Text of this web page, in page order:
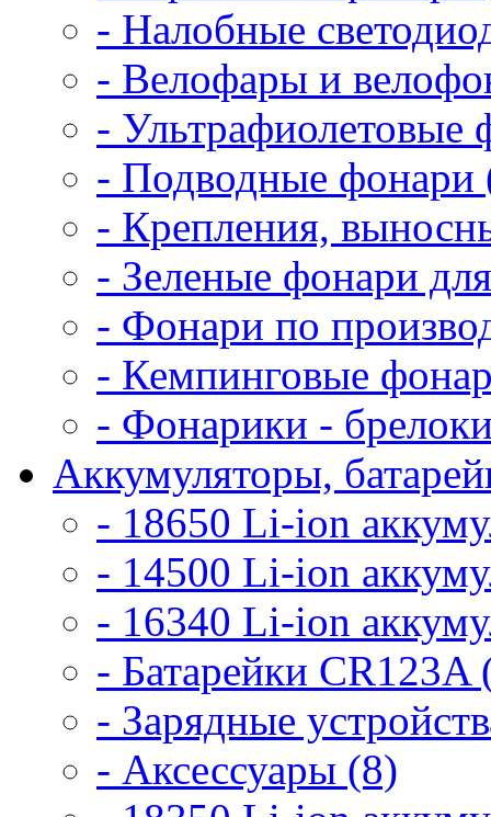
- Налобные
- Велофары и
- Ультрафиолетовые
- Подводные фонари
- Крепления,
- Зеленые фонари
- Фонари по
- Кемпинговые
- Фонарики -
Аккумуляторы,
- 18650 Li-ion
- 14500 Li-ion
- 16340 Li-ion
- Батарейки CR123A
- Зарядные
- Аксессуары (8)